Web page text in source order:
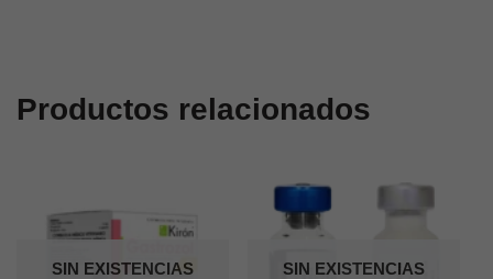
Productos relacionados
SIN EXISTENCIAS SIN EXISTENCIAS